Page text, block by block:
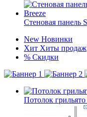
Стеновая панель
New Новинки
Хит Хиты продаж
% Скидки
Потолок